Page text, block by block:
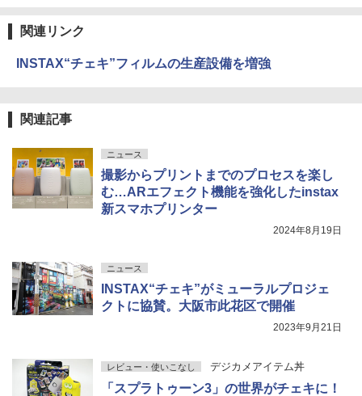
関連リンク
INSTAX“チェキ”フィルムの生産設備を増強
関連記事
ニュース
撮影からプリントまでのプロセスを楽し
む…ARエフェクト機能を強化したinstax
新スマホプリンター
2024年8月19日
ニュース
INSTAX“チェキ”がミューラルプロジェ
クトに協賛。大阪市此花区で開催
2023年9月21日
レビュー・使いこなし デジカメアイテム丼
「スプラトゥーン3」の世界がチェキに！